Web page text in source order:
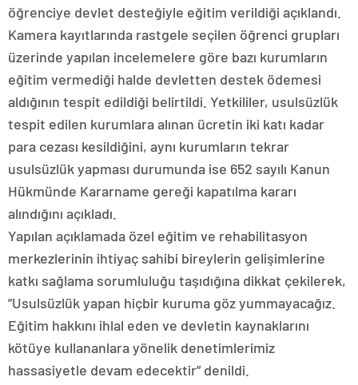
öğrenciye devlet desteğiyle eğitim verildiği açıklandı.
Kamera kayıtlarında rastgele seçilen öğrenci grupları
üzerinde yapılan incelemelere göre bazı kurumların
eğitim vermediği halde devletten destek ödemesi
aldığının tespit edildiği belirtildi. Yetkililer, usulsüzlük
tespit edilen kurumlara alınan ücretin iki katı kadar
para cezası kesildiğini, aynı kurumların tekrar
usulsüzlük yapması durumunda ise 652 sayılı Kanun
Hükmünde Kararname gereği kapatılma kararı
alındığını açıkladı.
Yapılan açıklamada özel eğitim ve rehabilitasyon
merkezlerinin ihtiyaç sahibi bireylerin gelişimlerine
katkı sağlama sorumluluğu taşıdığına dikkat çekilerek,
”Usulsüzlük yapan hiçbir kuruma göz yummayacağız.
Eğitim hakkını ihlal eden ve devletin kaynaklarını
kötüye kullananlara yönelik denetimlerimiz
hassasiyetle devam edecektir” denildi.